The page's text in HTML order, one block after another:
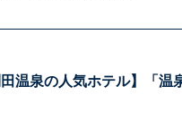
田温泉の人気ホテル】「